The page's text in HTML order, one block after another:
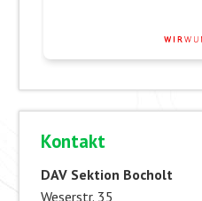
Kontakt
DAV Sektion Bocholt
Weserstr. 35